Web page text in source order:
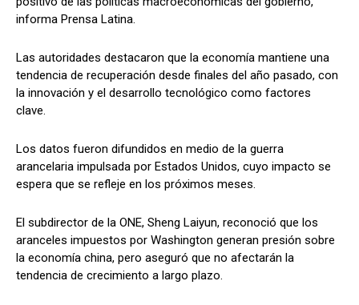
informa Prensa Latina.
Las autoridades destacaron que la economía mantiene una
tendencia de recuperación desde finales del año pasado, con
la innovación y el desarrollo tecnológico como factores
clave.
Los datos fueron difundidos en medio de la guerra
arancelaria impulsada por Estados Unidos, cuyo impacto se
espera que se refleje en los próximos meses.
El subdirector de la ONE, Sheng Laiyun, reconoció que los
aranceles impuestos por Washington generan presión sobre
la economía china, pero aseguró que no afectarán la
tendencia de crecimiento a largo plazo.